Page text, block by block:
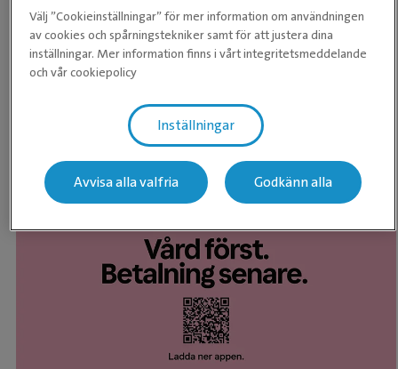
Evidensia-appen - Boka
klinikbesök och videosamtal
veterinärbesök på klinik och ett videosamtal med en
av våra veterinärer i mobilen eller surfplattan. Du
väljer det som passar dig och ditt djur bäst. Då de
två bokningsalternativen enas i appen finns
Evidensia alltid där för er, oavsett tidpunkt eller var
Ladda ner Evidensia-appen här
Välj ”Cookieinställningar” för mer information om användningen
av cookies och spårningstekniker samt för att justera dina
inställningar. Mer information finns i vårt integritetsmeddelande
och vår cookiepolicy
Inställningar
Avvisa alla valfria Godkänn alla